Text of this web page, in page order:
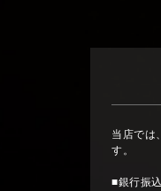
当店では
す。
■銀行振込